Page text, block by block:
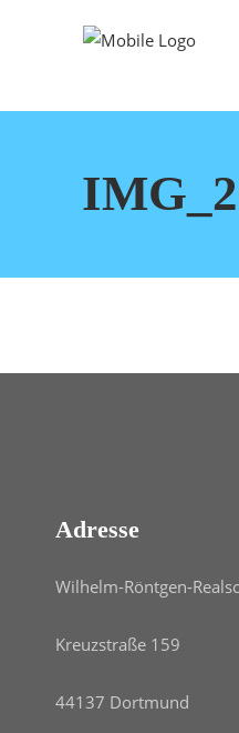
Adresse
Wilhelm-Röntgen-
Kreuzstraße 159
44137 Dortmund